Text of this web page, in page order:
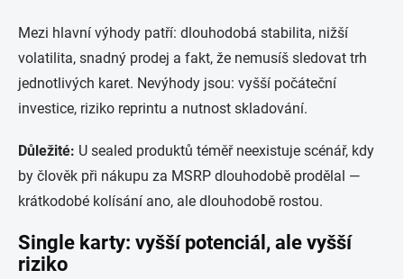
Mezi hlavní výhody patří: dlouhodobá stabilita, nižší
volatilita, snadný prodej a fakt, že nemusíš sledovat trh
jednotlivých karet. Nevýhody jsou: vyšší počáteční
investice, riziko reprintu a nutnost skladování.
Důležité: U sealed produktů téměř neexistuje scénář, kdy
by člověk při nákupu za MSRP dlouhodobě prodělal —
krátkodobé kolísání ano, ale dlouhodobě rostou.
Single karty: vyšší potenciál, ale vyšší
riziko